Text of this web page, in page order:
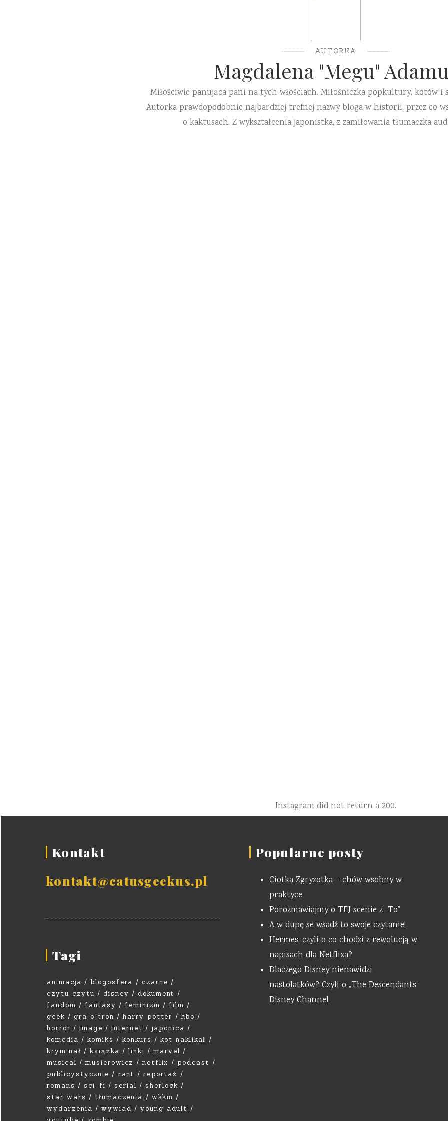
AUTORKA
Magdalena "Megu"
Miłościwie panująca pani na tych włościach. Miłośniczka popkultury, kotów i
Autorka prawdopodobnie najbardziej trefnej nazwy bloga w historii, przez co
o kaktusach. Z wykształcenia japonistka, z zamiłowania tłumaczka
Instagram did not return a 200.
Kontakt
kontakt@catusgeekus.pl
Tagi
animacja blogosfera
czarne
czytu czytu
disney
dokument
fandom
fantasy feminizm
film
geek
gra o tron harry potter
hbo
horror
image internet
japonica
komedia
komiks konkurs
kot naklikał
kryminał
książka linki
marvel
musical
musierowicz netflix
podcast
publicystycznie
rant
reportaż
romans
sci-fi serial
sherlock
star wars
tłumaczenia
wkkm
wydarzenia
wywiad
young adult
Popularne posty
Ciotka Zgryzotka – chów wsobny w
praktyce
Porozmawiajmy o TEJ scenie z „To”
A w dupę se wsadź to swoje czytanie!
Hermes, czyli o co chodzi z rewolucją w
napisach dla Netflixa?
Dlaczego Disney nienawidzi
nastolatków? Czyli o „The Descendants”
Disney Channel